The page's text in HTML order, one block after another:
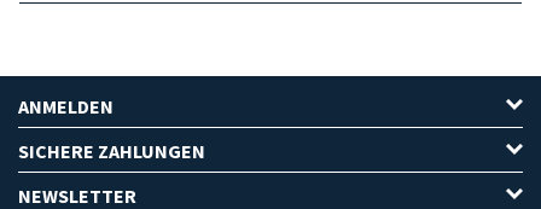
ANMELDEN
SICHERE ZAHLUNGEN
NEWSLETTER